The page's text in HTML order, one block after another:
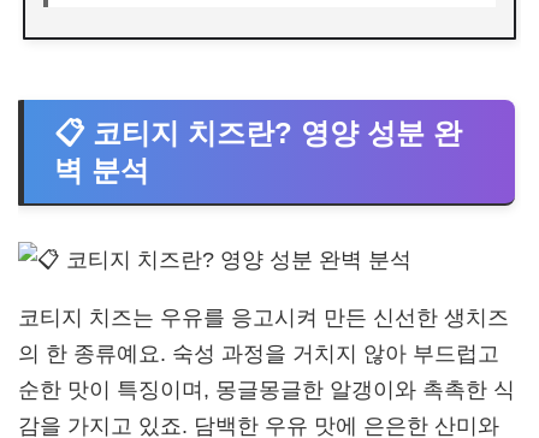
📋 코티지 치즈란? 영양 성분 완
벽 분석
코티지 치즈는 우유를 응고시켜 만든 신선한 생치즈
의 한 종류예요. 숙성 과정을 거치지 않아 부드럽고
순한 맛이 특징이며, 몽글몽글한 알갱이와 촉촉한 식
감을 가지고 있죠. 담백한 우유 맛에 은은한 산미와